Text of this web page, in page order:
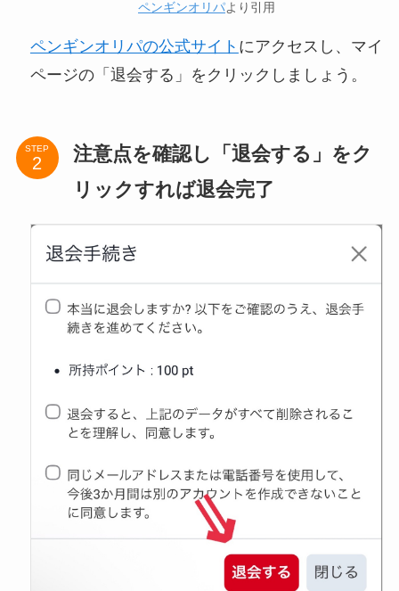
ペンギンオリパより引用
ペンギンオリパの公式サイト にアクセスし、マイ
ページの「退会する」をクリックしましょう。
STEP
注意点を確認し「退会する」をク
リックすれば退会完了